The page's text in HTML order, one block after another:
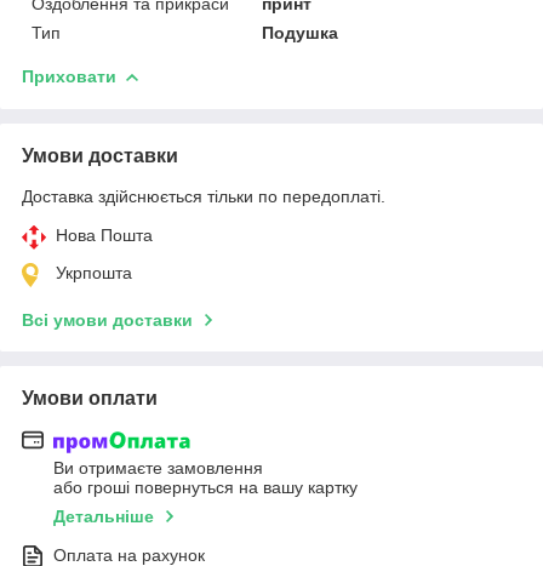
Тип
Подушка
Приховати
Умови доставки
Доставка здійснюється тільки по передоплаті.
Нова Пошта
Укрпошта
Всі умови доставки
Умови оплати
Ви отримаєте замовлення
або гроші повернуться на вашу картку
Детальніше
Оплата на рахунок